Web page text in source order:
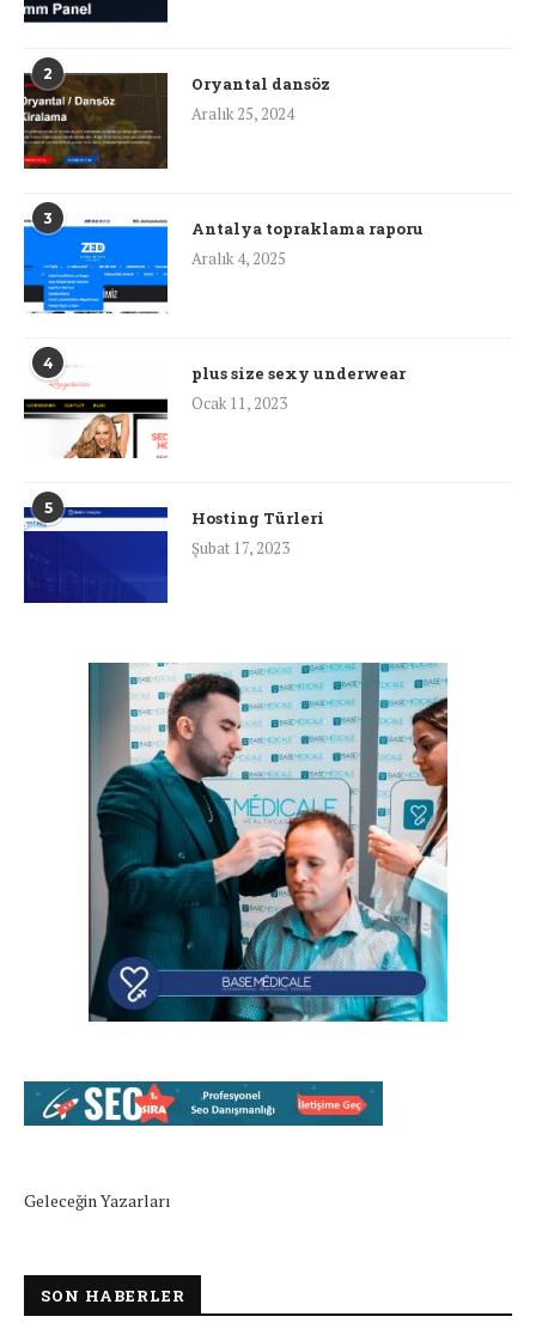
2
Oryantal dansöz
Aralık 25, 2024
3
Antalya topraklama raporu
Aralık 4, 2025
4
plus size sexy underwear
Ocak 11, 2023
5
Hosting Türleri
Şubat 17, 2023
Geleceğin Yazarları
SON HABERLER